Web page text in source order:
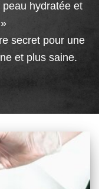
hydratée et
secret pour une
et plus saine.